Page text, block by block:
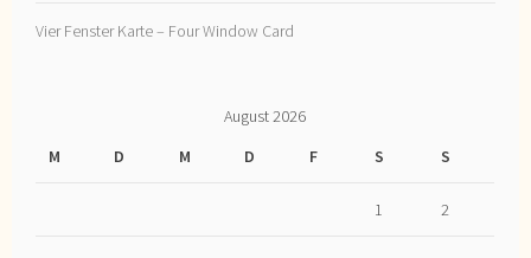
Vier Fenster Karte – Four Window Card
August 2026
M
D M D F S S
1 2